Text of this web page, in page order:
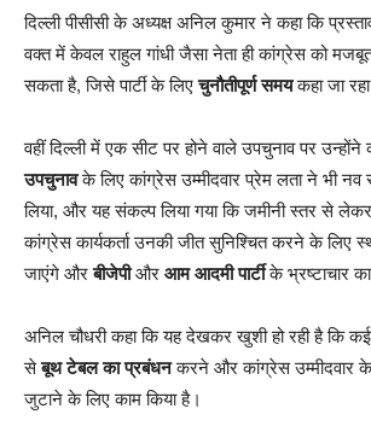
दिल्ली पीसीसी के अध्यक्ष अनिल कुमार ने कहा कि
वक्त में केवल राहुल गांधी जैसा नेता ही कांग्रेस को
सकता है, जिसे पार्टी के लिएचुनौतीपूर्ण समयकहा जा
वहीं दिल्ली में एक सीट पर होने वाले उपचुनाव पर उन्होंने
उपचुनावके लिए कांग्रेस उम्मीदवार प्रेम लता ने भी नव
लिया, और यह संकल्प लिया गया कि जमीनी स्तर से
कांग्रेस कार्यकर्ता उनकी जीत सुनिश्चित करने के लिए
जाएंगे औरबीजेपीऔर आम आदमी पार्टीके भ्रष्टाचार
अनिल चौधरी कहा कि यह देखकर खुशी हो रही है कि
सेबूथ टेबल का प्रबंधनकरने और कांग्रेस उम्मीदवार के
जुटाने के लिए काम किया है।